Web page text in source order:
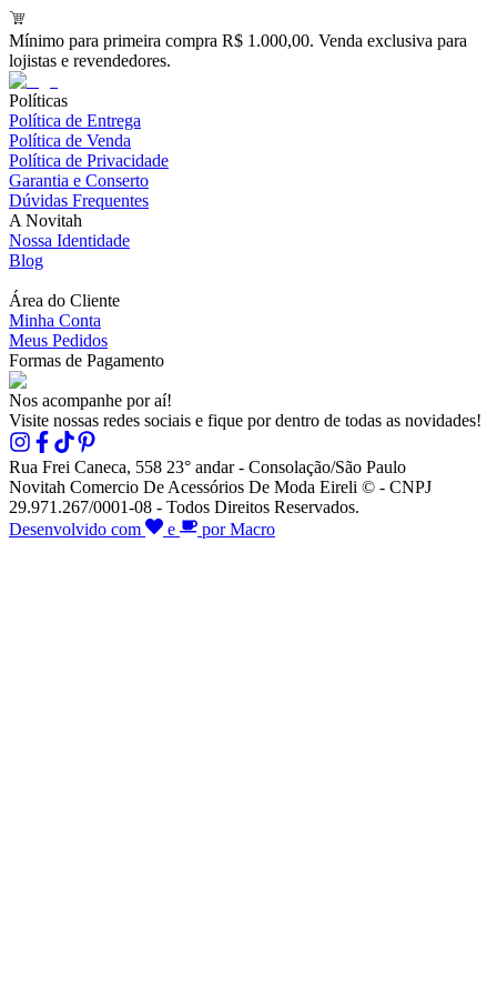
Mínimo para primeira compra R$ 1.000,00. Venda exclusiva para
lojistas e revendedores.
Políticas
Política de Entrega
Política de Venda
Política de Privacidade
Garantia e Conserto
Dúvidas Frequentes
A Novitah
Nossa Identidade
Blog
Área do Cliente
Minha Conta
Meus Pedidos
Formas de Pagamento
Nos acompanhe por aí!
Visite nossas redes sociais e fique por dentro de todas as novidades!
Rua Frei Caneca, 558 23° andar - Consolação/São Paulo
Novitah Comercio De Acessórios De Moda Eireli © - CNPJ
29.971.267/0001-08 - Todos Direitos Reservados.
Desenvolvido com
e por Macro